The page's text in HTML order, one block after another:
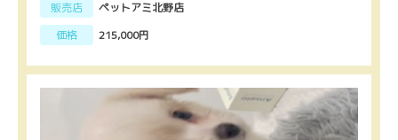
販売店
ペットアミ北野店
価格
215,000円